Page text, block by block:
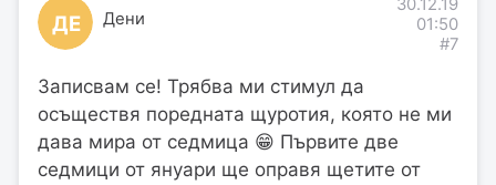
ДЕ Дени
30.12.19
01:50
#7
Записвам се! Трябва ми стимул да
осъществя поредната щуротия, която не ми
дава мира от седмица 😁 Първите две
седмици от януари ще оправя щетите от